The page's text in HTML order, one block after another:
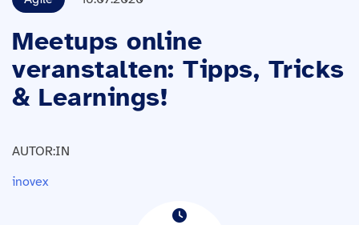
Meetups online
veranstalten: Tipps, Tricks
& Learnings!
AUTOR:IN
inovex